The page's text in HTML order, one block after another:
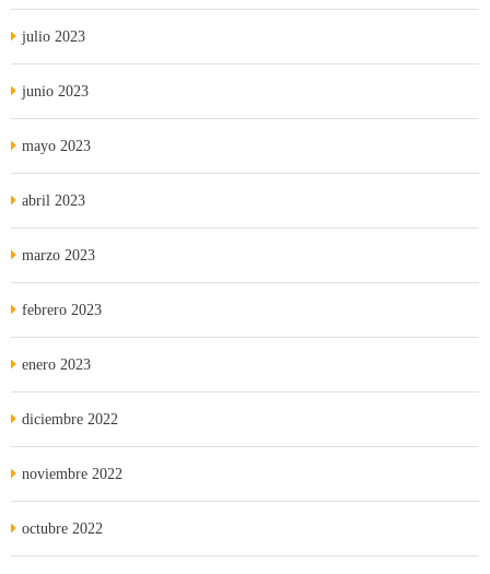
julio 2023
junio 2023
mayo 2023
abril 2023
marzo 2023
febrero 2023
enero 2023
diciembre 2022
noviembre 2022
octubre 2022